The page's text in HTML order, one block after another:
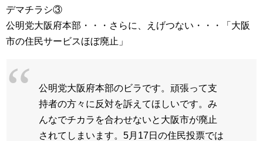
デマチラシ③
公明党大阪府本部・・・さらに、えげつない・・・「大阪
市の住民サービスほぼ廃止」
公明党大阪府本部のビラです。頑張って支
持者の方々に反対を訴えてほしいです。み
んなでチカラを合わせないと大阪市が廃止
されてしまいます。5月17日の住民投票では